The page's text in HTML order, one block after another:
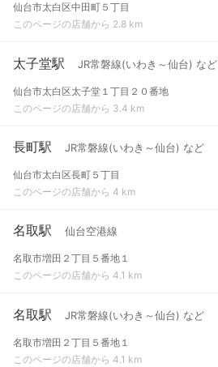
仙台市太白区中田町５丁目
このページの店舗から 2.8 km
太子堂駅 JR常磐線(いわき～仙台) など
仙台市太白区太子堂１丁目２０番地
このページの店舗から 3.4 km
長町駅 JR常磐線(いわき～仙台) など
仙台市太白区長町５丁目
このページの店舗から 4 km
名取駅 仙台空港線
名取市増田２丁目５番地１
このページの店舗から 4.1 km
名取駅 JR常磐線(いわき～仙台) など
名取市増田２丁目５番地１
このページの店舗から 4.1 km